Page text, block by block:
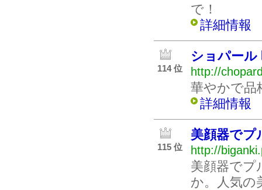
で！
詳細情報
114 位
ショパール
http://
華やかで品
詳細情報
115 位
美顔器でプ
http://
美顔器でプ
か。人気の